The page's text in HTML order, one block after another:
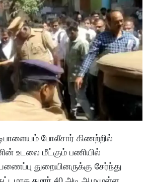
போலீசார் கிணற்றில்
உடலை மீட்கும் பணியில்
துறையினருக்கு சேர்ந்து